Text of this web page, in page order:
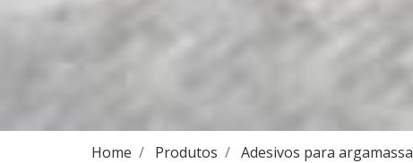
Home Produtos Adesivos para argamassa